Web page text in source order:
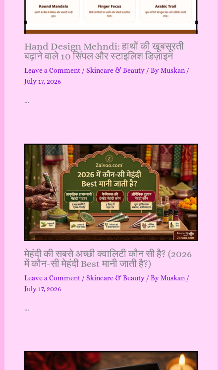
Hand Design Mehndi: हाथों की खूबसूरती
बढ़ाने वाले 10 सिंपल और स्टाइलिश डिज़ाइन
Leave a Comment / Skincare & Beauty/ ByMuskan /
July 17, 2026
…
मेहंदी की सबसे अच्छी क्वालिटी कौन सी है? (2026
में कौन-सी मेहंदी Best मानी जाती है?)
Leave a Comment / Skincare & Beauty/ ByMuskan /
July 17, 2026
…